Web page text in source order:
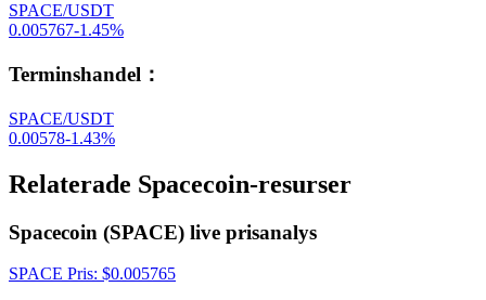
SPACE/USDT
0.005767-1.45%
Terminshandel ：
SPACE/USDT
0.00578-1.43%
Relaterade Spacecoin-resurser
Spacecoin (SPACE) live prisanalys
SPACE Pris: $0.005765